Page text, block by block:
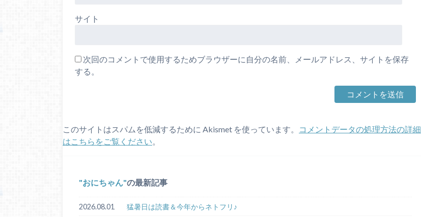
サイト
次回のコメントで使用するためブラウザーに自分の名前、メールアドレス、サイトを保存
する。
このサイトはスパムを低減するために Akismet を使っています。
コメントデータの処理方法の詳細
はこちらをご覧ください。
おにちゃん の最新記事
2026.08.01 猛暑日は読書＆今年からネトフリ♪